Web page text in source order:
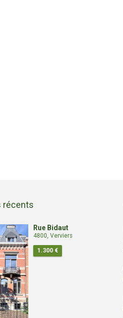
récents
Rue Bidaut
4800, Verviers
1.300 €